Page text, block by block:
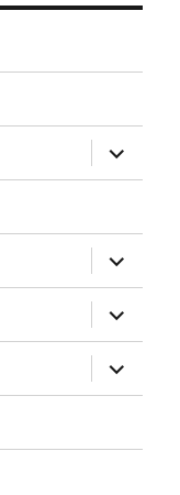
extinde
meniul
copil
extinde
meniul
copil
extinde
meniul
copil
extinde
meniul
copil